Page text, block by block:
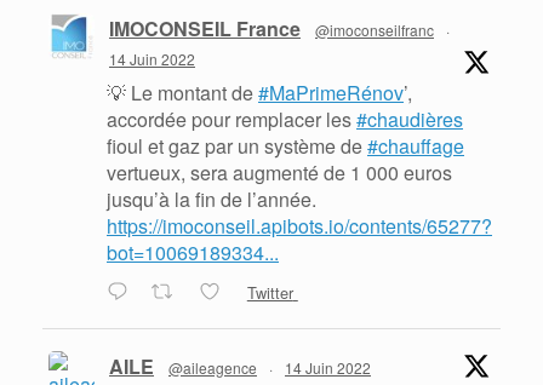
IMOCONSEIL France @imoconseilfranc
·
14 Juin 2022
💡 Le montant de#MaPrimeRénov’,
accordée pour remplacer les#chaudières
fioul et gaz par un système de#chauffage
vertueux, sera augmenté de 1 000 euros
jusqu’à la fin de l’année.
https://imoconseil.apibots.io/contents/65277?
bot=10069189334...
Twitter
AILE @aileagence · 14 Juin 2022